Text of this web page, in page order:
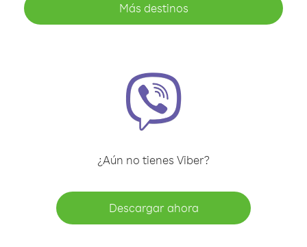
Más destinos
¿Aún no tienes Viber?
Descargar ahora